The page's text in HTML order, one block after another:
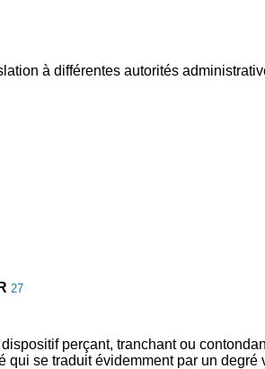
à différentes autorités
27
perçant, tranchant ou
se traduit évidemment par un degré